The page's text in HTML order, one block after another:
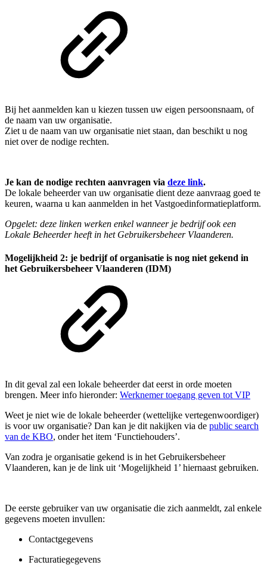
Bij het aanmelden kan u kiezen tussen uw eigen persoonsnaam, of
de naam van uw organisatie.
Ziet u de naam van uw organisatie niet staan, dan beschikt u nog
niet over de nodige rechten.
Je kan de nodige rechten aanvragen via deze link.
De lokale beheerder van uw organisatie dient deze aanvraag goed te
keuren, waarna u kan aanmelden in het Vastgoedinformatieplatform.
Opgelet: deze linken werken enkel wanneer je bedrijf ook een
Lokale Beheerder heeft in het Gebruikersbeheer Vlaanderen.
Mogelijkheid 2: je bedrijf of organisatie is nog niet gekend in
het Gebruikersbeheer Vlaanderen (IDM)
In dit geval zal een lokale beheerder dat eerst in orde moeten
brengen. Meer info hieronder: Werknemer toegang geven tot VIP
Weet je niet wie de lokale beheerder (wettelijke vertegenwoordiger)
is voor uw organisatie? Dan kan je dit nakijken via de public search
van de KBO, onder het item ‘Functiehouders’.
Van zodra je organisatie gekend is in het Gebruikersbeheer
Vlaanderen, kan je de link uit ‘Mogelijkheid 1’ hiernaast gebruiken.
De eerste gebruiker van uw organisatie die zich aanmeldt, zal enkele
gegevens moeten invullen:
Contactgegevens
Facturatiegegevens